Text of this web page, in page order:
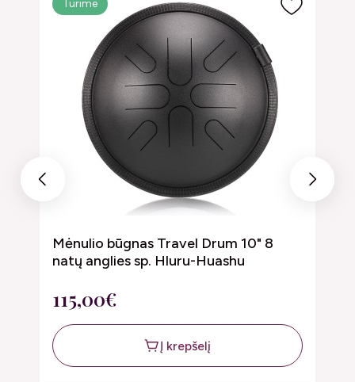
Previous
Turime
Mėnulio būgnas Travel Drum 10" 8
natų anglies sp. Hluru-Huashu
115,00€
Į krepšelį
Next